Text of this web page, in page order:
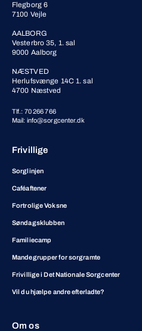
Flegborg 6
7100 Vejle
AALBORG
Vesterbro 35, 1. sal
9000 Aalborg
NÆSTVED
Herlufsvænge 14C 1. sal
4700 Næstved
Tlf.: 70 266 766
Mail: info@sorgcenter.dk
Frivillige
Sorglinjen
Caféaftener
Fortrolige Voksne
Søndagsklubben
Familiecamp
Mandegrupper for sorgramte
Frivillige i Det Nationale Sorgcenter
Vil du hjælpe andre efterladte?
Om os